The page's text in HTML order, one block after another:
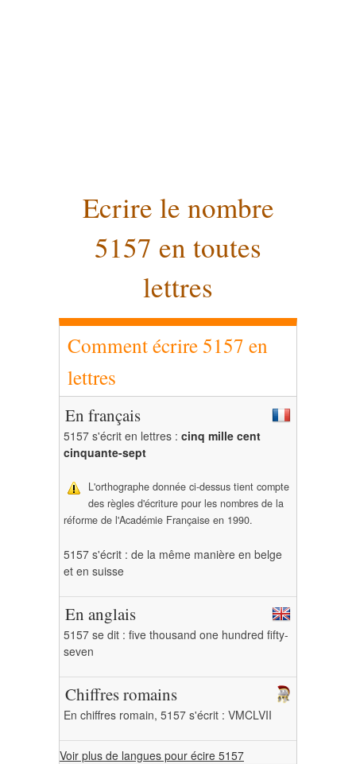
Ecrire le nombre
5157 en toutes
lettres
Comment écrire 5157 en
lettres
En français
5157 s'écrit en lettres : cinq mille cent
cinquante-sept
L'orthographe donnée ci-dessus tient compte
des règles d'écriture pour les nombres de la
réforme de l'Académie Française en 1990.
5157 s'écrit : de la même manière en belge
et en suisse
En anglais
5157 se dit : five thousand one hundred fifty-
seven
Chiffres romains
En chiffres romain, 5157 s'écrit : VMCLVII
Voir plus de langues pour écire 5157